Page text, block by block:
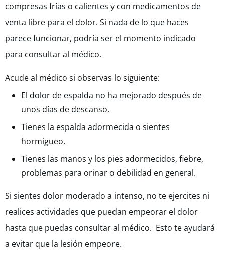
compresas frías o calientes y con medicamentos de
venta libre para el dolor. Si nada de lo que haces
parece funcionar, podría ser el momento indicado
para consultar al médico.
Acude al médico si observas lo siguiente:
El dolor de espalda no ha mejorado después de
unos días de descanso.
Tienes la espalda adormecida o sientes
hormigueo.
Tienes las manos y los pies adormecidos, fiebre,
problemas para orinar o debilidad en general.
Si sientes dolor moderado a intenso, no te ejercites ni
realices actividades que puedan empeorar el dolor
hasta que puedas consultar al médico. Esto te ayudará
a evitar que la lesión empeore.